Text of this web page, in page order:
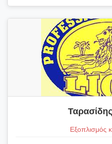
Εξοπλισμός